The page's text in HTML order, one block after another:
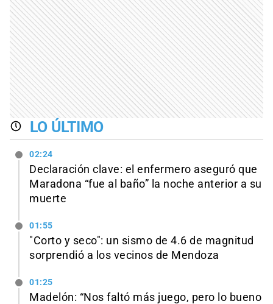
LO ÚLTIMO
02:24
Declaración clave: el enfermero aseguró que
Maradona “fue al baño” la noche anterior a su
muerte
01:55
"Corto y seco": un sismo de 4.6 de magnitud
sorprendió a los vecinos de Mendoza
01:25
Madelón: “Nos faltó más juego, pero lo bueno